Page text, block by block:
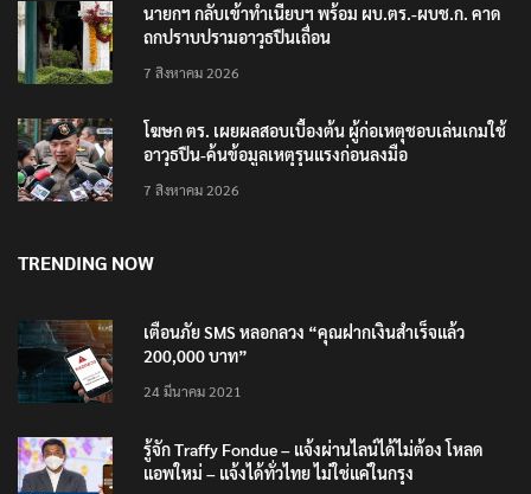
นายกฯ กลับเข้าทำเนียบฯ พร้อม ผบ.ตร.-ผบช.ก. คาด
ถกปราบปรามอาวุธปืนเถื่อน
7 สิงหาคม 2026
โฆษก ตร. เผยผลสอบเบื้องต้น ผู้ก่อเหตุชอบเล่นเกมใช้
อาวุธปืน-ค้นข้อมูลเหตุรุนแรงก่อนลงมือ
7 สิงหาคม 2026
TRENDING NOW
เตือนภัย SMS หลอกลวง “คุณฝากเงินสำเร็จแล้ว
200,000 บาท”
24 มีนาคม 2021
รู้จัก Traffy Fondue – แจ้งผ่านไลน์ได้ไม่ต้อง โหลด
แอพใหม่ – แจ้งได้ทั่วไทย ไม่ใช่แค่ในกรุง